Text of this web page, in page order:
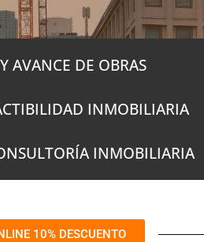
AVANCE DE OBRAS
INMOBILIARIA
INMOBILIARIA
10% DESCUENTO